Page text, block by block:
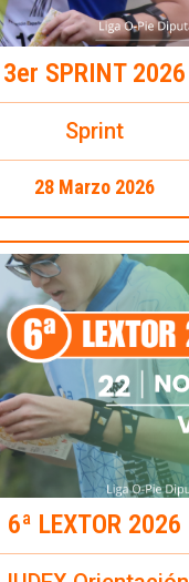
3er SPRINT 2026
Sprint
28 Marzo 2026
6ª LEXTOR 2026